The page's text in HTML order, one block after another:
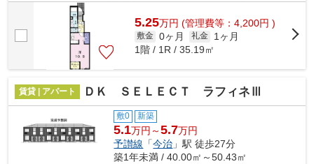
ほどで駅にアクセスできる、立地の良...
5.25万円 (管理費等：4,200円 )
敷金 0ヶ月 礼金
1ヶ月
1階 / 1R / 35.19㎡
賃貸 | アパート ＤＫ ＳＥＬＥＣＴ ラフィネⅢ
敷0 新築
5.1万円～5.7万円
予讃線 「今治 」駅 徒歩27分
築1年未満 / 40.00㎡～50.43㎡